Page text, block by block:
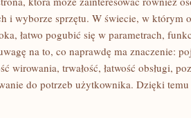
i wyborze sprzętu. W świecie, w którym
łatwo pogubić się w parametrach,
na to, co naprawdę ma znaczenie:
wirowania, trwałość, łatwość obsługi,
do potrzeb użytkownika. Dzięki